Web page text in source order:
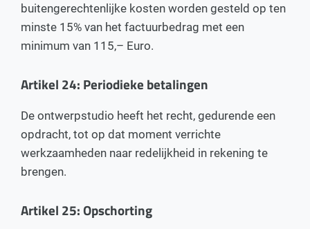
buitengerechtenlijke kosten worden gesteld op ten
minste 15% van het factuurbedrag met een
minimum van 115,– Euro.
Artikel 24: Periodieke betalingen
De ontwerpstudio heeft het recht, gedurende een
opdracht, tot op dat moment verrichte
werkzaamheden naar redelijkheid in rekening te
brengen.
Artikel 25: Opschorting